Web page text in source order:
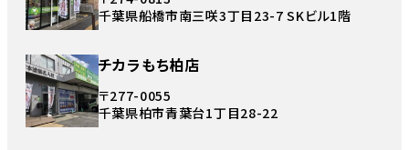
千葉県船橋市南三咲3丁目23-7 SKビル1階
チカラもち柏店
〒277-0055
千葉県柏市青葉台1丁目28-22